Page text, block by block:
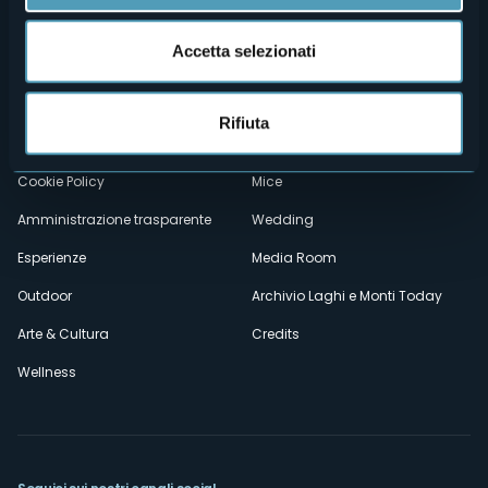
Accetta selezionati
Rifiuta
Menù
secondario
Chi siamo
Cookie Policy
Amministrazione trasparente
Esperienze
Outdoor
Arte & Cultura
Wellness
Enogastronomia
Mice
Wedding
Media Room
Archivio Laghi e Monti Today
Credits